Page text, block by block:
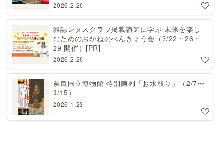
2026.2.20
雑誌レタスクラブ掲載講師に学ぶ 未来を楽し
むためのおかねのべんきょう会（3/22・26・
29 開催）[PR]
2026.2.20
奈良国立博物館 特別陳列「お水取り」（2/7〜
3/15）
2026.1.23